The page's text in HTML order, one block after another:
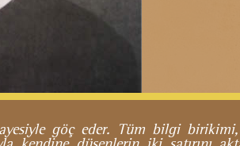
göç eder. Tüm bilgi